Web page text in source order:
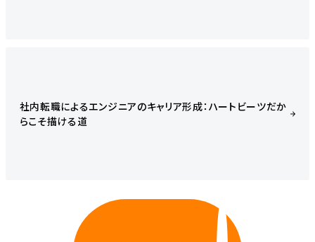
社内転職によるエンジニアのキャリア形成：ハートビーツだか
らこそ描ける道